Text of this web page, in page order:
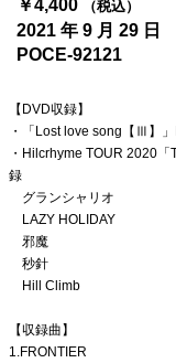
￥4,400 （税込）
2021 年 9 月 29 日
POCE-92121
【DVD収録】
・「Lost love song【Ⅲ】
・Hilcrhyme TOUR 2020
録
グランシャリオ
LAZY HOLIDAY
邪魔
秒針
Hill Climb
【収録曲】
1.FRONTIER